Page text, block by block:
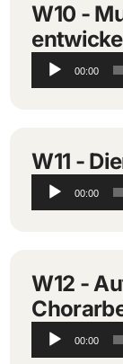
W10 -
Audio-
Player
00:00
W11 -
Audio-
Player
00:00
W12 -
Audio-
Player
00:00